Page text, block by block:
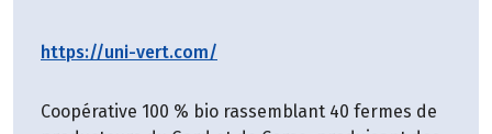
https://uni-vert.com/
Coopérative 100 % bio rassemblant 40 fermes de